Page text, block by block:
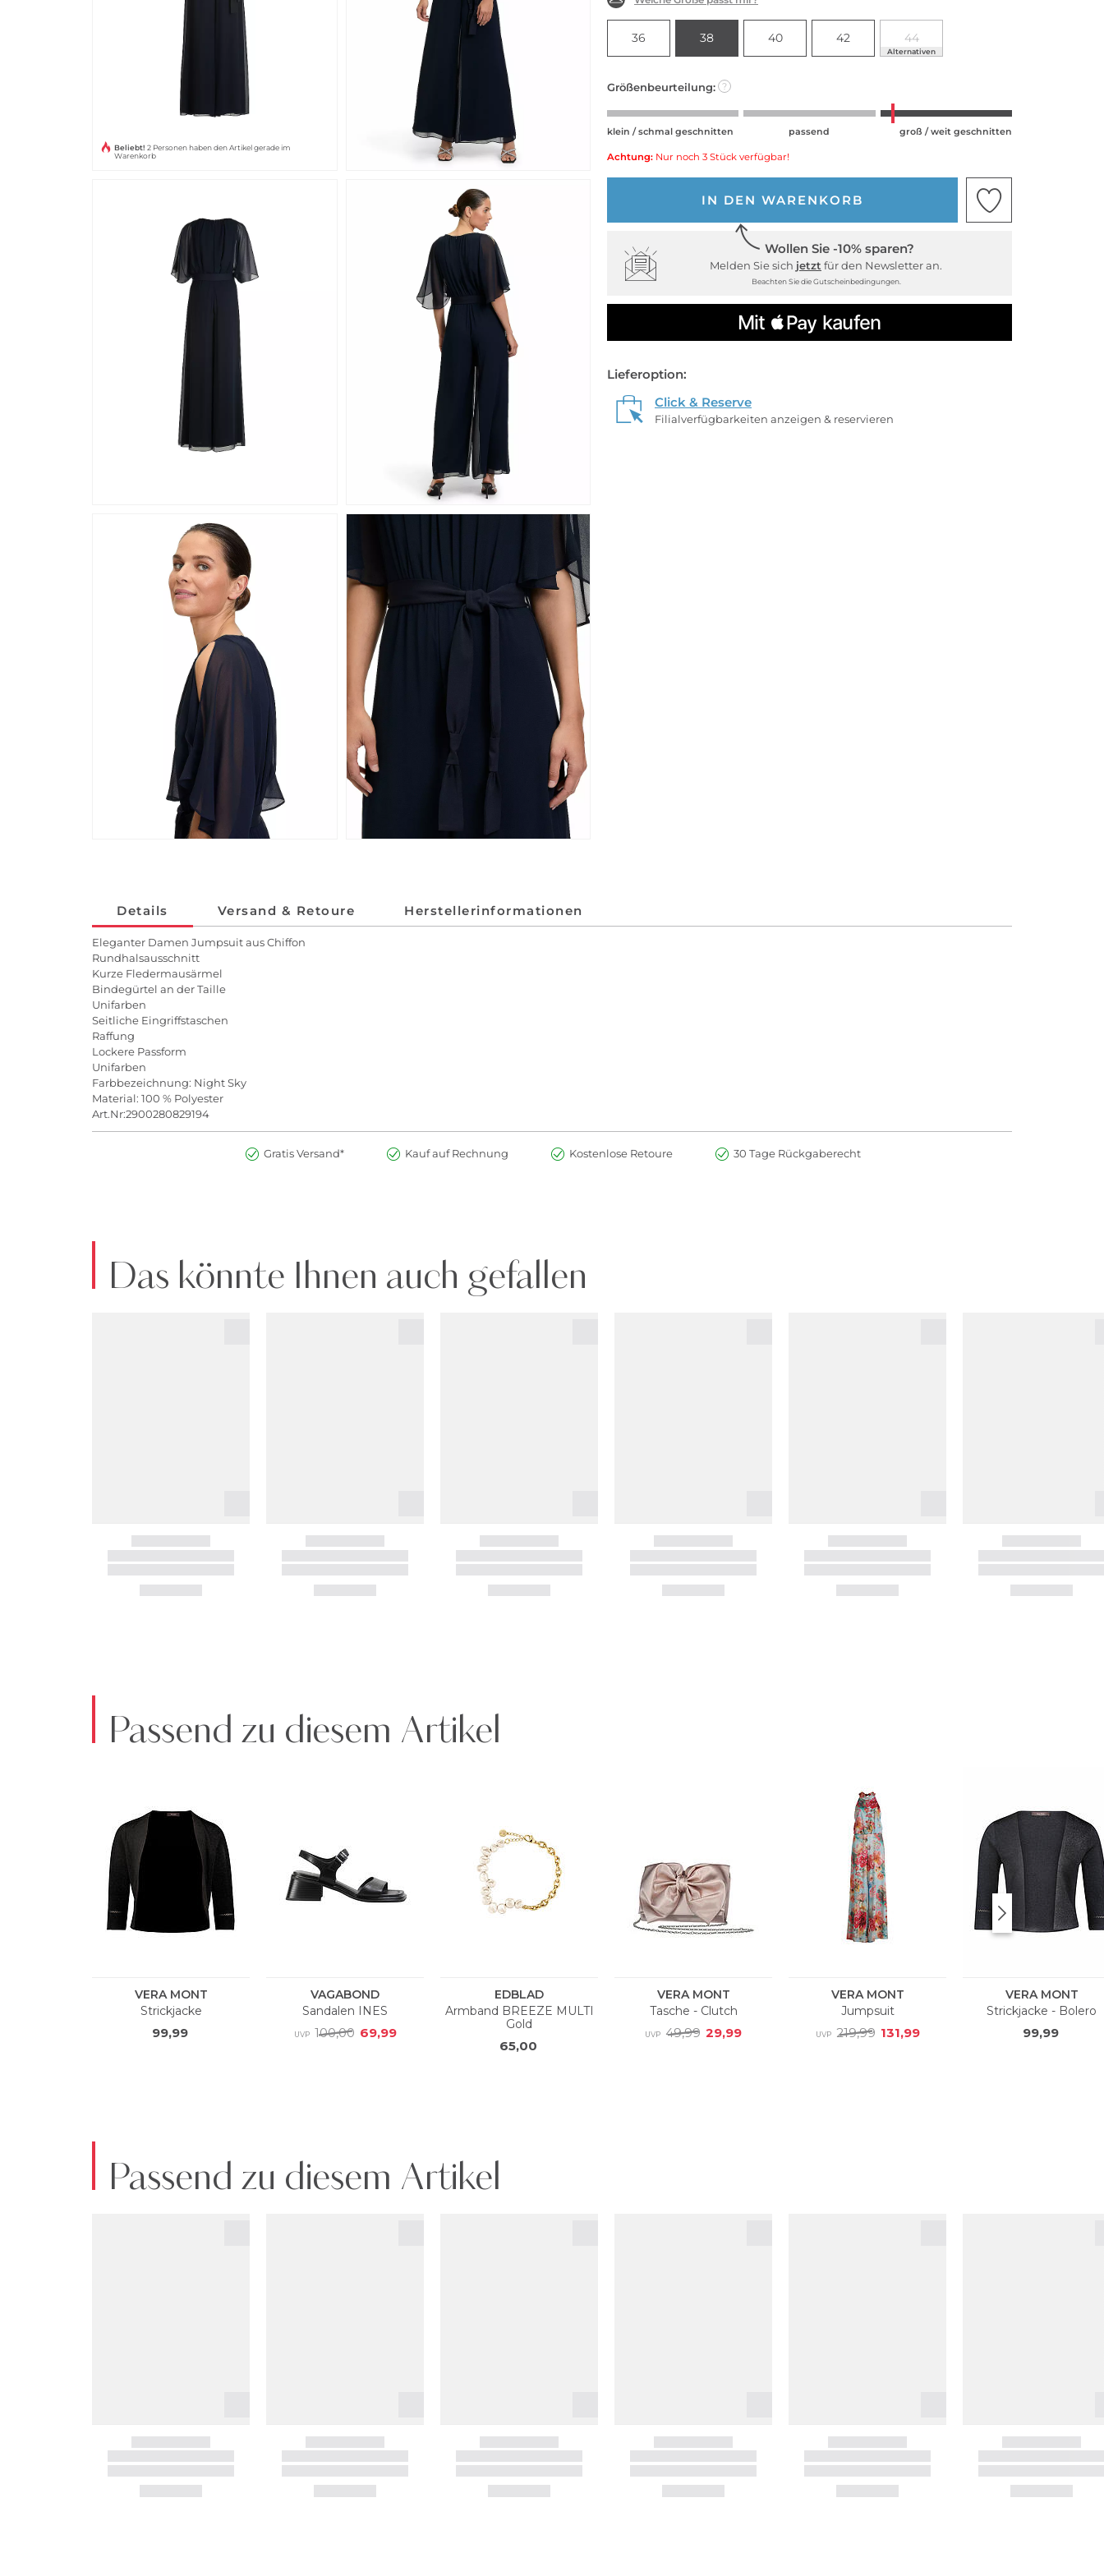
Beliebt! 2 Personen haben den Artikel gerade im
Warenkorb
36 38 40 42 44
Alternativen
Größenbeurteilung: ?
klein / schmal geschnitten passend groß / weit geschnitten
Achtung: Nur noch 3 Stück verfügbar!
IN DEN WARENKORB
Wollen Sie -10% sparen?
Melden Sie sich jetzt für den Newsletter an.
Beachten Sie die Gutscheinbedingungen.
Lieferoption:
Click & Reserve
Filialverfügbarkeiten anzeigen & reservieren
Details Versand & Retoure Herstellerinformationen
Eleganter Damen Jumpsuit aus Chiffon
Rundhalsausschnitt
Kurze Fledermausärmel
Bindegürtel an der Taille
Unifarben
Seitliche Eingriffstaschen
Raffung
Lockere Passform
Unifarben
Farbbezeichnung: Night Sky
Material: 100 % Polyester
Art.Nr:2900280829194
Gratis Versand* Kauf auf Rechnung Kostenlose Retoure 30 Tage Rückgaberecht
Das könnte Ihnen auch gefallen
Passend zu diesem Artikel
Passend zu diesem Artikel